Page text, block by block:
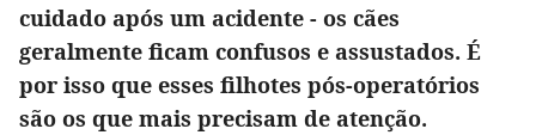
cuidado após um acidente - os cães
geralmente ficam confusos e assustados. É
por isso que esses filhotes pós-operatórios
são os que mais precisam de atenção.